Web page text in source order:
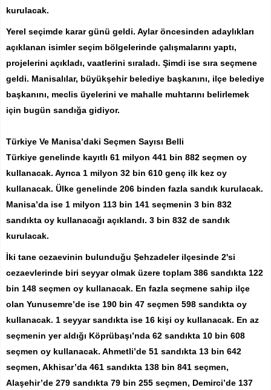
kurulacak.
Yerel seçimde karar günü geldi. Aylar öncesinden adaylıkları
açıklanan isimler seçim bölgelerinde çalışmalarını yaptı,
projelerini açıkladı, vaatlerini sıraladı. Şimdi ise sıra seçmene
geldi. Manisalılar, büyükşehir belediye başkanını, ilçe belediye
başkanını, meclis üyelerini ve mahalle muhtarını belirlemek
için bugün sandığa gidiyor.
Türkiye Ve Manisa’daki Seçmen Sayısı Belli
Türkiye genelinde kayıtlı 61 milyon 441 bin 882 seçmen oy
kullanacak. Ayrıca 1 milyon 32 bin 610 genç ilk kez oy
kullanacak. Ülke genelinde 206 binden fazla sandık kurulacak.
Manisa’da ise 1 milyon 113 bin 141 seçmenin 3 bin 832
sandıkta oy kullanacağı açıklandı. 3 bin 832 de sandık
kurulacak.
İki tane cezaevinin bulunduğu Şehzadeler ilçesinde 2'si
cezaevlerinde biri seyyar olmak üzere toplam 386 sandıkta 122
bin 148 seçmen oy kullanacak. En fazla seçmene sahip ilçe
olan Yunusemre’de ise 190 bin 47 seçmen 598 sandıkta oy
kullanacak. 1 seyyar sandıkta ise 16 kişi oy kullanacak. En az
seçmenin yer aldığı Köprübaşı’nda 62 sandıkta 10 bin 608
seçmen oy kullanacak. Ahmetli’de 51 sandıkta 13 bin 642
seçmen, Akhisar’da 461 sandıkta 138 bin 841 seçmen,
Alaşehir’de 279 sandıkta 79 bin 255 seçmen, Demirci’de 137